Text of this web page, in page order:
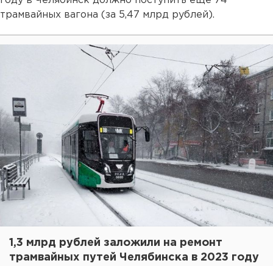
трамвайных вагона (за 5,47 млрд рублей).
1,3 млрд рублей заложили на ремонт
трамвайных путей Челябинска в 2023 году